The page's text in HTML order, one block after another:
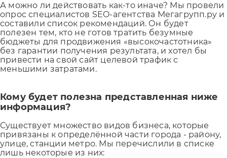
А можно ли действовать как-то иначе? Мы провели
опрос специалистов SEO-агентства Мегагрупп.ру и
составили список рекомендаций. Он будет
полезен тем, кто не готов тратить безумные
бюджеты для продвижения «высокочастотника»
без гарантии получения результата, и хотел бы
привести на свой сайт целевой трафик с
меньшими затратами.
Кому будет полезна представленная ниже
информация?
Существует множество видов бизнеса, которые
привязаны к определённой части города - району,
улице, станции метро. Мы перечислили в списке
лишь некоторые из них: